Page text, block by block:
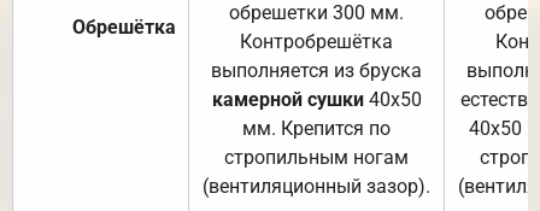
Обрешётка
обрешетки 300 мм.
Контробрешётка
выполняется из бруска
камерной сушки40х50
мм. Крепится по
стропильным ногам
(вентиляционный зазор).
40х50